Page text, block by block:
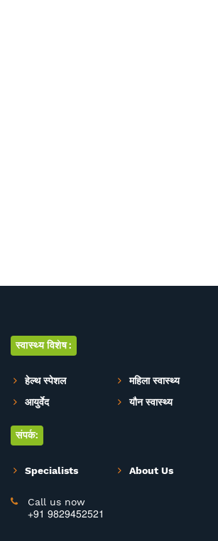
स्वास्थ्य विशेष:
हेल्थ स्पेशल महिला स्वास्थ्य
आयुर्वेद
यौन स्वास्थ्य
संपर्क:
Specialists About Us
 Call us now
+91 9829452521